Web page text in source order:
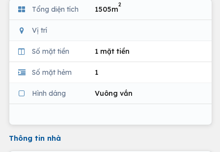
Tổng diện tích 1505m
2
Vị trí
Số mặt tiền 1 mặt tiền
Số mặt hẻm 1
Hình dáng Vuông vắn
Thông tin nhà